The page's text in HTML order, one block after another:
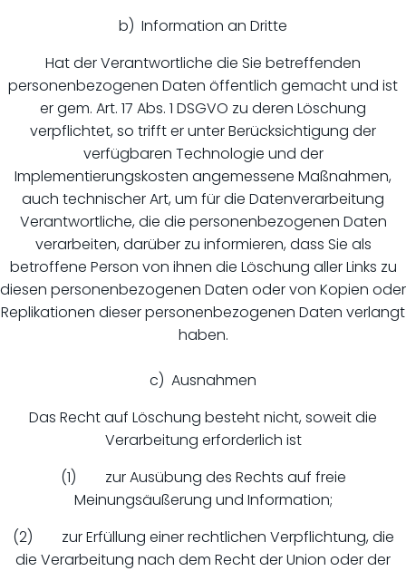
b) Information an Dritte
Hat der Verantwortliche die Sie betreffenden
personenbezogenen Daten öffentlich gemacht und ist
er gem. Art. 17 Abs. 1 DSGVO zu deren Löschung
verpflichtet, so trifft er unter Berücksichtigung der
verfügbaren Technologie und der
Implementierungskosten angemessene Maßnahmen,
auch technischer Art, um für die Datenverarbeitung
Verantwortliche, die die personenbezogenen Daten
verarbeiten, darüber zu informieren, dass Sie als
betroffene Person von ihnen die Löschung aller Links zu
diesen personenbezogenen Daten oder von Kopien oder
Replikationen dieser personenbezogenen Daten verlangt
haben.
c) Ausnahmen
Das Recht auf Löschung besteht nicht, soweit die
Verarbeitung erforderlich ist
(1) zur Ausübung des Rechts auf freie
Meinungsäußerung und Information;
(2) zur Erfüllung einer rechtlichen Verpflichtung, die
die Verarbeitung nach dem Recht der Union oder der